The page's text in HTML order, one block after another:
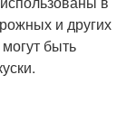
и других
быть